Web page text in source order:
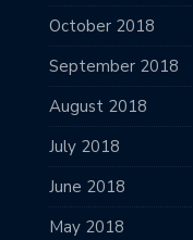
October 2018
September 2018
August 2018
July 2018
June 2018
May 2018